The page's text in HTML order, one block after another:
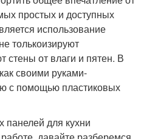
простых и доступных
использование
толькоизируют
стены от влаги и пятен. В
своими руками-
с помощью пластиковых
для кухни